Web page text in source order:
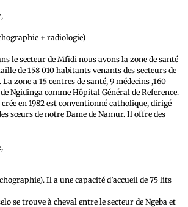
+ radiologie)
le secteur de Mfidi nous avons la zone de santé
de 158 010 habitants venants des secteurs de
zone a 15 centres de santé, 9 médecins ,160
Ngidinga comme Hôpital Général de Reference.
en 1982 est conventionné catholique, dirigé
sœurs de notre Dame de Namur. Il offre des
Il a une capacité d’accueil de 75 lits
se trouve à cheval entre le secteur de Ngeba et